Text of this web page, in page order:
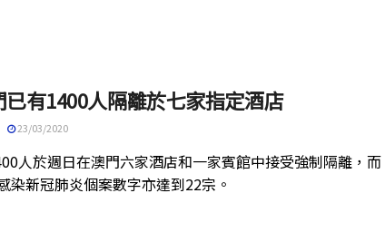
已有1400人隔離於七家指定酒店
23/03/2020
人於週日在澳門六家酒店和一家賓館中接受強制隔離，而
染新冠肺炎個案數字亦達到22宗。